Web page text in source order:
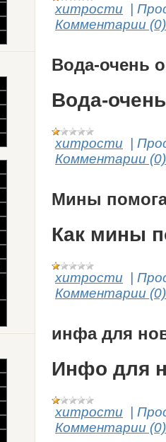
хитрости
Комментарии (0)
Вода-очень
Вода-
хитрости
Комментарии (0)
Мины
Как мины
хитрости
Комментарии (0)
инфа для
Инфо для
хитрости
Комментарии (0)